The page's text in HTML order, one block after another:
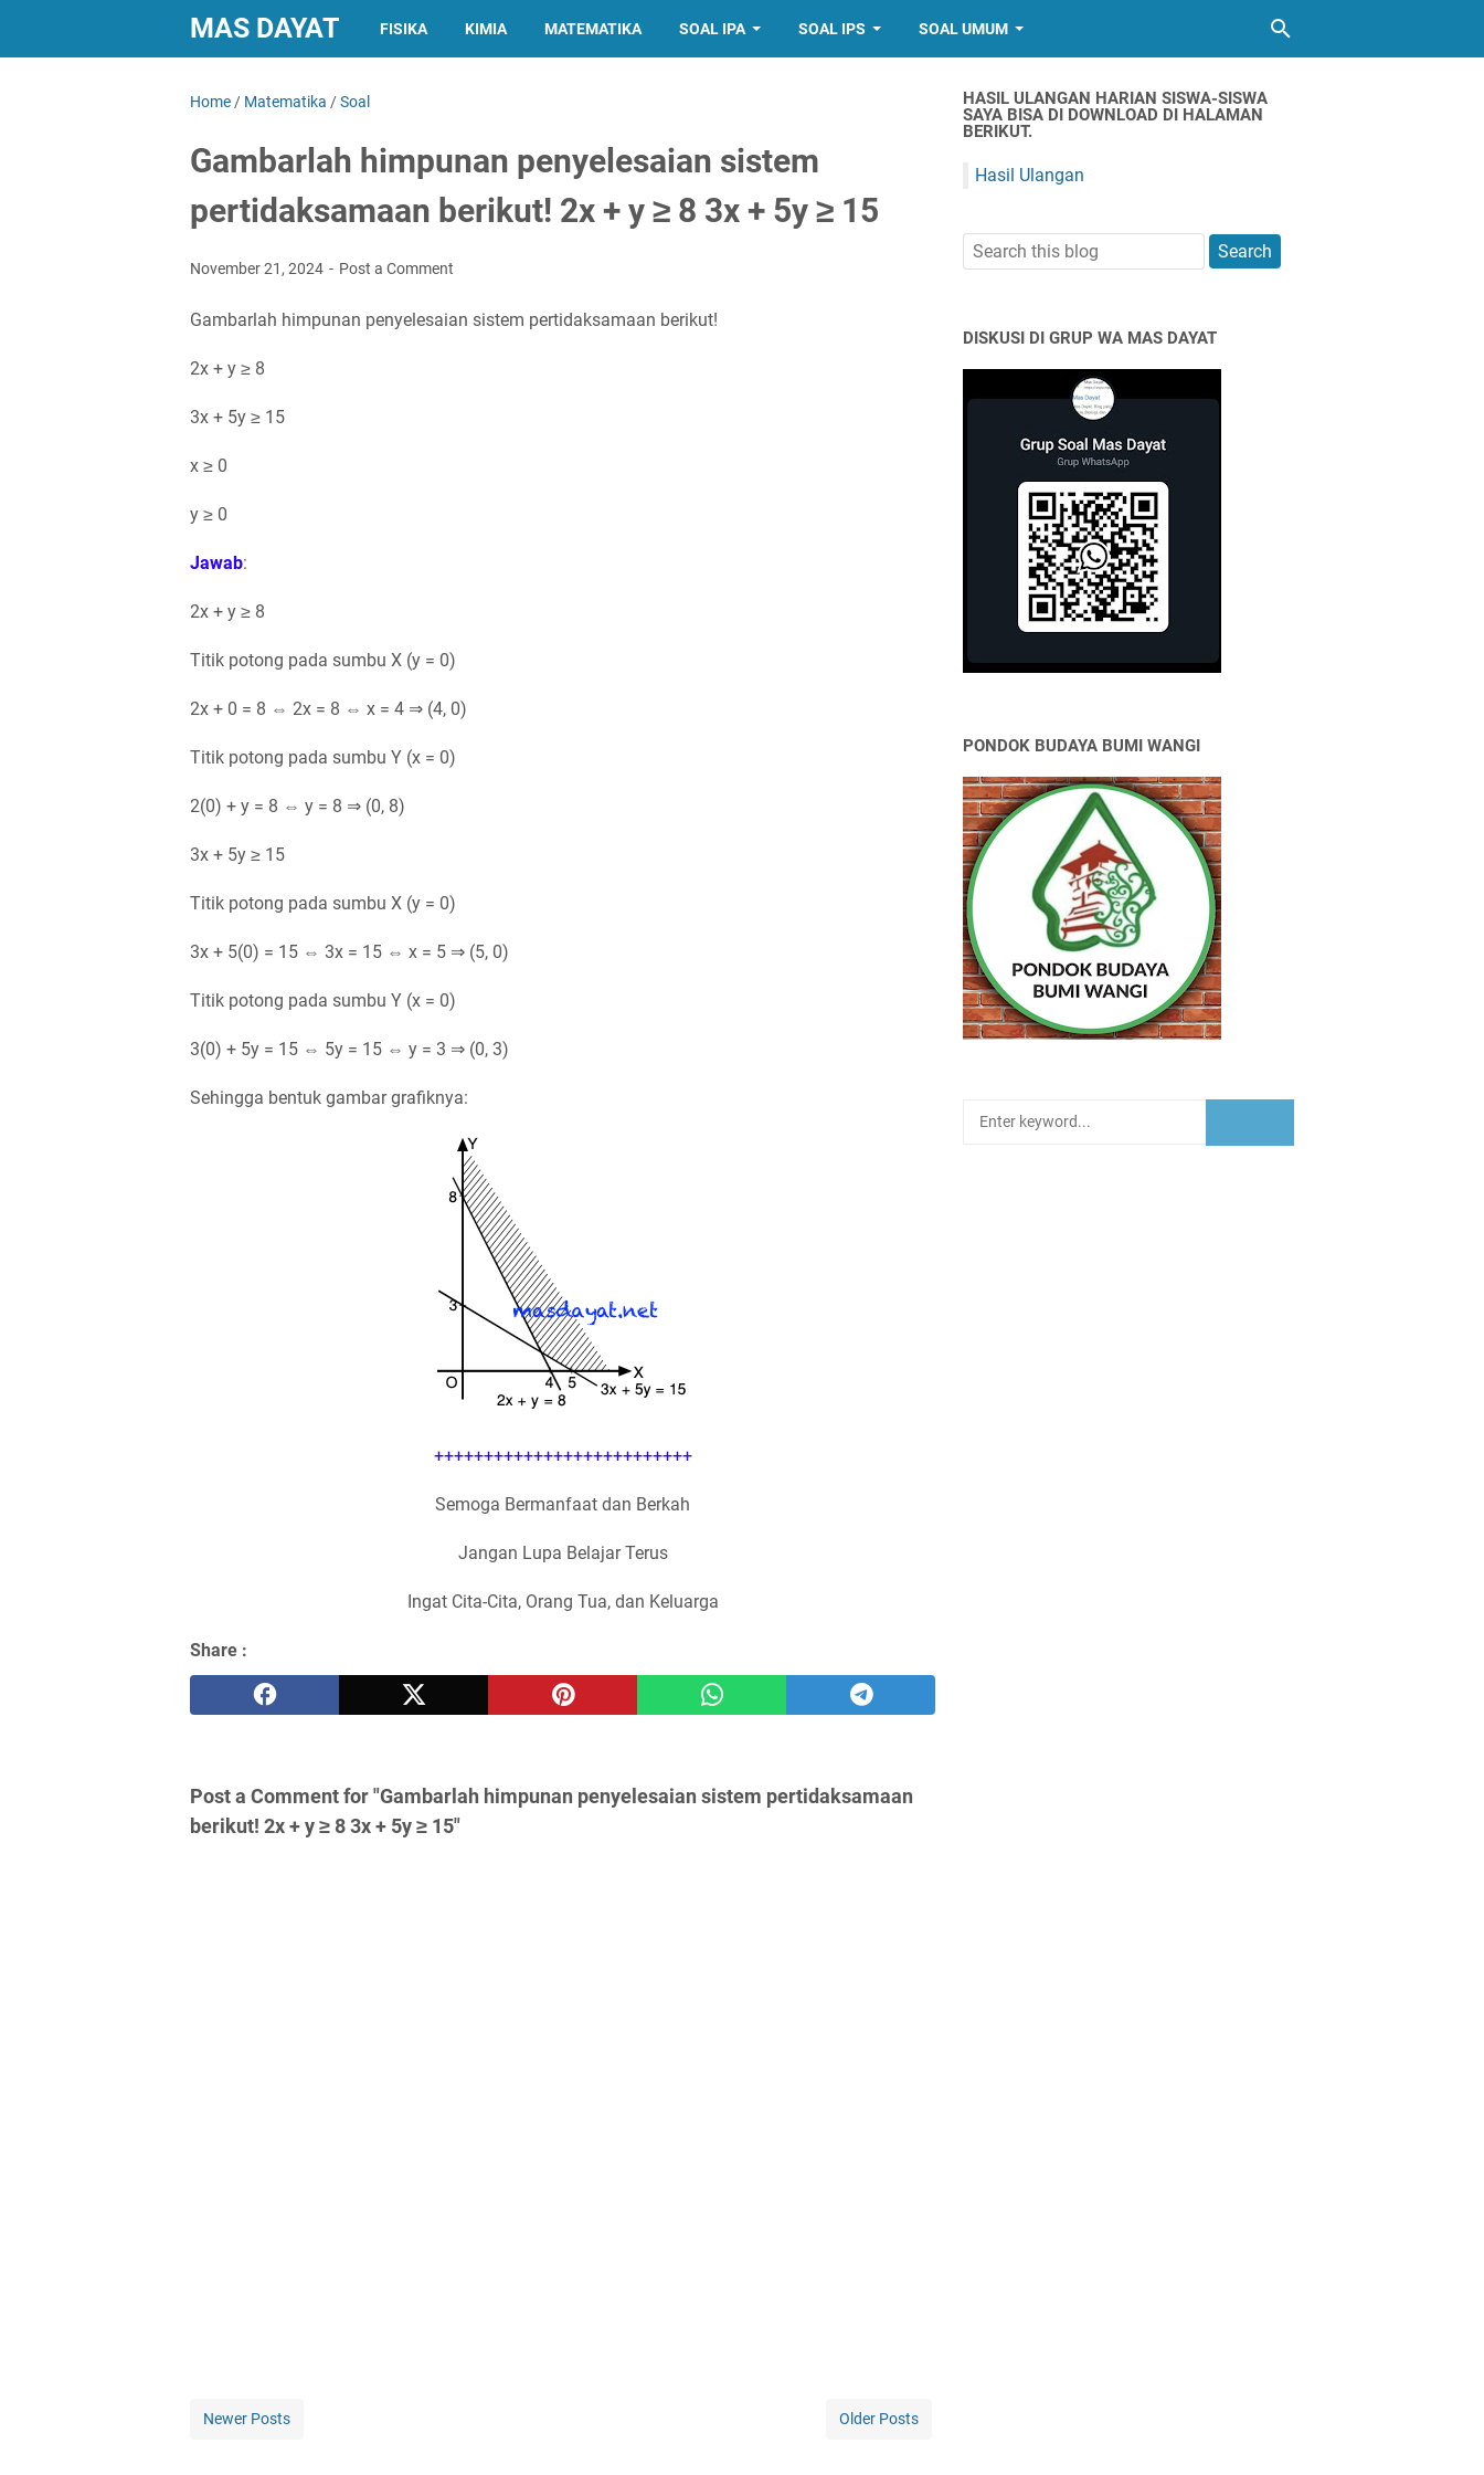
MAS DAYAT FISIKA KIMIA MATEMATIKA SOAL IPA SOAL IPS SOAL UMUM
Home / Matematika /Soal
Gambarlah himpunan penyelesaian sistem
pertidaksamaan berikut! 2x + y ≥ 8 3x + 5y ≥ 15
November 21, 2024 Post a Comment
Gambarlah himpunan penyelesaian sistem pertidaksamaan berikut!
2x + y ≥ 8
3x + 5y ≥ 15
x ≥ 0
y ≥ 0
Jawab:
2x + y ≥ 8
Titik potong pada sumbu X (y = 0)
2x + 0 = 8 ⇔ 2x = 8 ⇔ x = 4 ⇒ (4, 0)
Titik potong pada sumbu Y (x = 0)
2(0) + y = 8 ⇔ y = 8 ⇒ (0, 8)
3x + 5y ≥ 15
Titik potong pada sumbu X (y = 0)
3x + 5(0) = 15 ⇔ 3x = 15 ⇔ x = 5 ⇒ (5, 0)
Titik potong pada sumbu Y (x = 0)
3(0) + 5y = 15 ⇔ 5y = 15 ⇔ y = 3 ⇒ (0, 3)
Sehingga bentuk gambar grafiknya:
++++++++++++++++++++++++++
Semoga Bermanfaat dan Berkah
Jangan Lupa Belajar Terus
Ingat Cita-Cita, Orang Tua, dan Keluarga
Share :
Post a Comment for "Gambarlah himpunan penyelesaian sistem pertidaksamaan
berikut! 2x + y ≥ 8 3x + 5y ≥ 15"
Newer Posts Older Posts
HASIL ULANGAN HARIAN SISWA-SISWA
SAYA BISA DI DOWNLOAD DI HALAMAN
BERIKUT.
Hasil Ulangan
DISKUSI DI GRUP WA MAS DAYAT
PONDOK BUDAYA BUMI WANGI